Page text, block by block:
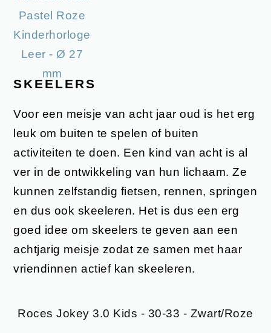
SKEELERS
Voor een meisje van acht jaar oud is het erg
leuk om buiten te spelen of buiten
activiteiten te doen. Een kind van acht is al
ver in de ontwikkeling van hun lichaam. Ze
kunnen zelfstandig fietsen, rennen, springen
en dus ook skeeleren. Het is dus een erg
goed idee om skeelers te geven aan een
achtjarig meisje zodat ze samen met haar
vriendinnen actief kan skeeleren.
Roces Jokey 3.0 Kids - 30-33 - Zwart/Roze